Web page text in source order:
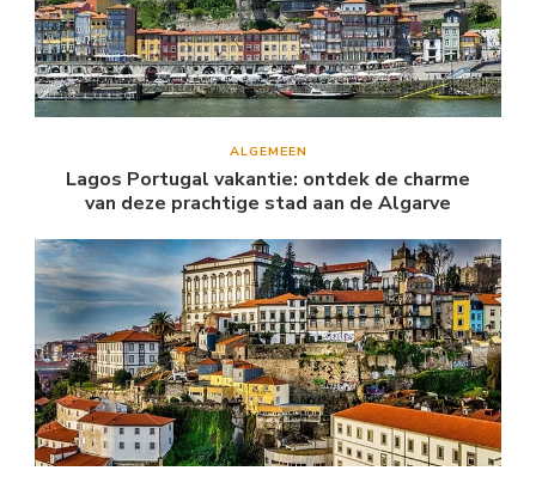
ALGEMEEN
Lagos Portugal vakantie: ontdek de charme
van deze prachtige stad aan de Algarve